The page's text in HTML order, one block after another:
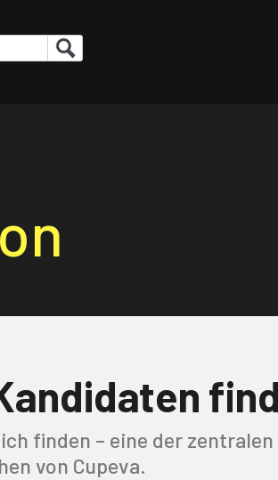
finden – eine der zentralen
von Cupeva.